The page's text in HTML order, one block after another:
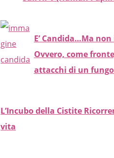
E’ Candida…Ma
Ovvero, come
attacchi di un
L’Incubo della Cistite
vita